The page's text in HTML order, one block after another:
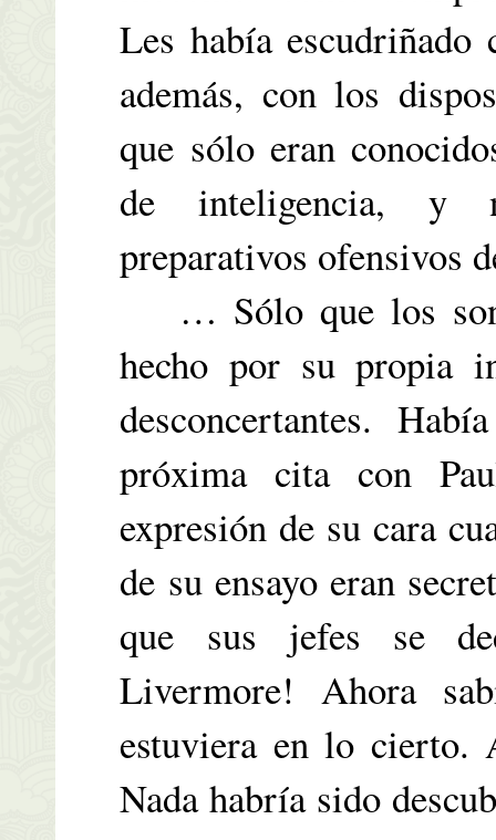
Les había
además, con los
que sólo eran
de inteligencia, y
preparativos ofensivos
… Sólo que los
hecho por su propia
desconcertantes.
próxima cita con
expresión de su cara
de su ensayo eran
que sus jefes se
Livermore! Ahora
estuviera en lo cierto.
Nada habría sido